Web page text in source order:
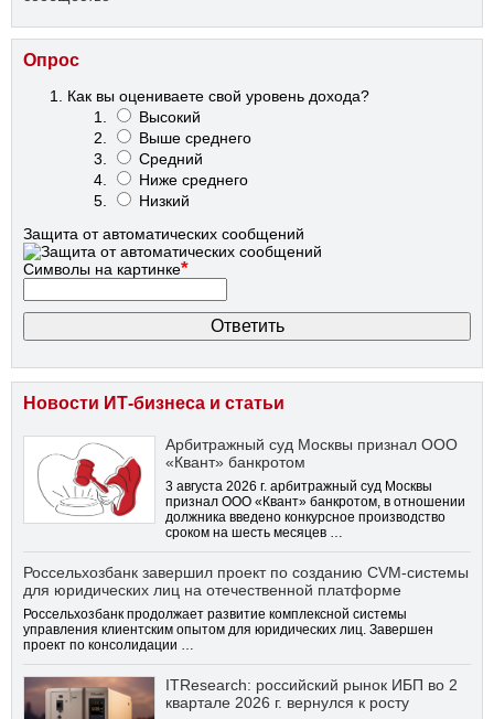
Опрос
Как вы оцениваете свой уровень дохода?
Высокий
Выше среднего
Средний
Ниже среднего
Низкий
Защита от автоматических сообщений
Символы на картинке*
Новости ИТ-бизнеса и статьи
Арбитражный суд Москвы признал ООО
«Квант» банкротом
3 августа 2026 г. арбитражный суд Москвы
признал ООО «Квант» банкротом, в отношении
должника введено конкурсное производство
сроком на шесть месяцев …
Россельхозбанк завершил проект по созданию CVM-системы
для юридических лиц на отечественной платформе
Россельхозбанк продолжает развитие комплексной системы
управления клиентским опытом для юридических лиц. Завершен
проект по консолидации …
ITResearch: российский рынок ИБП во 2
квартале 2026 г. вернулся к росту